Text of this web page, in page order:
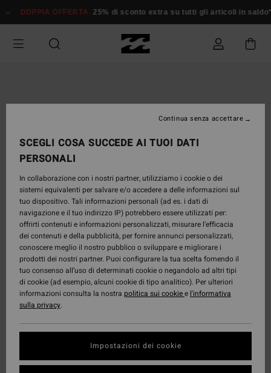
alle
prodotto
DOPPIA OFFERTA 25% di sconto extra su tutti gli articoli in
SCEGLI COSA SUCCEDE AI TUOI DATI
PERSONALI
In collaborazione con i nostri partner, utilizziamo i cookie o dei
sistemi equivalenti per salvare e/o accedere a delle informazioni sul
tuo dispositivo. Tali informazioni personali (ad es. i dati di
navigazione e il tuo indirizzo IP) potrebbero essere utilizzati per:
offrirti contenuti e informazioni personalizzati, misurare l’efficacia
dei contenuti e della pubblicità, per fornire annunci personalizzati,
conoscere meglio il nostro pubblico o sviluppare e migliorare i
prodotti dei nostri partner. Puoi configurare la tua scelta fornendo il
tuo consenso all’uso di determinati cookie o negandolo ad altri tipi
di cookie (ad esempio, alcuni cookie di tipo analitico). Per ulteriori
informazioni consulta la nostra politica sui cookiee l'informativa
sulla privacy.
Impostazioni dei cookie
Continua senza accettare